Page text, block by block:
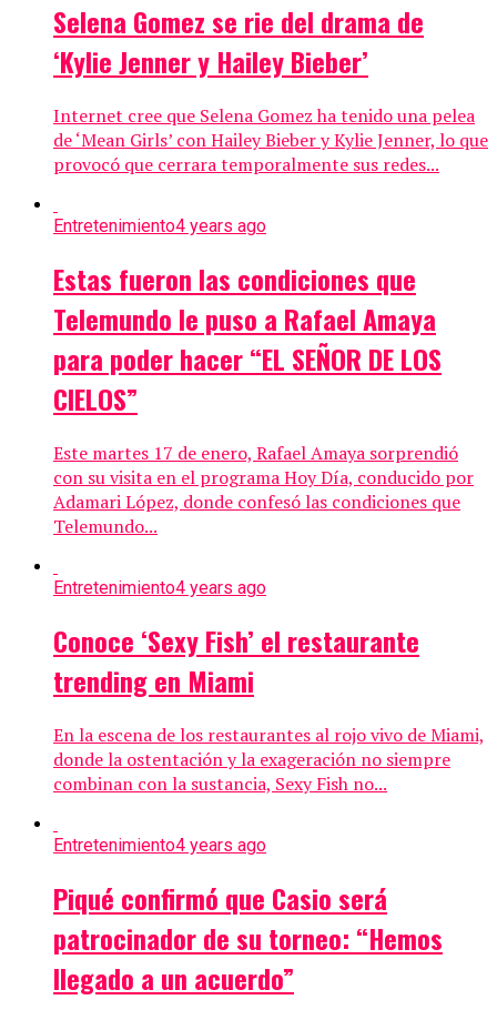
Selena Gomez se rie del drama de
‘Kylie Jenner y Hailey Bieber’
Internet cree que Selena Gomez ha tenido una pelea
de ‘Mean Girls’ con Hailey Bieber y Kylie Jenner, lo que
provocó que cerrara temporalmente sus redes...
Entretenimiento4 years ago
Estas fueron las condiciones que
Telemundo le puso a Rafael Amaya
para poder hacer “EL SEÑOR DE LOS
CIELOS”
Este martes 17 de enero, Rafael Amaya sorprendió
con su visita en el programa Hoy Día, conducido por
Adamari López, donde confesó las condiciones que
Telemundo...
Entretenimiento4 years ago
Conoce ‘Sexy Fish’ el restaurante
trending en Miami
En la escena de los restaurantes al rojo vivo de Miami,
donde la ostentación y la exageración no siempre
combinan con la sustancia, Sexy Fish no...
Entretenimiento4 years ago
Piqué confirmó que Casio será
patrocinador de su torneo: “Hemos
llegado a un acuerdo”